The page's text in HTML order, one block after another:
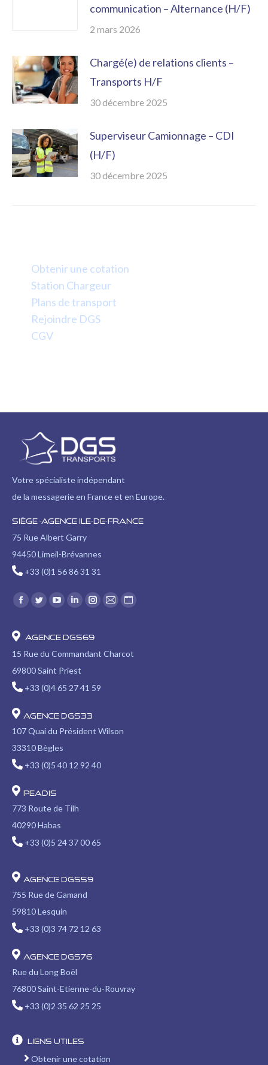
communication – Alternance (H/F)
2 mars 2026
Chargé(e) de relations clients –
Transports H/F
30 décembre 2025
Superviseur Camionnage – CDI
(H/F)
30 décembre 2025
Obtenir une cotation
Station Chargeur
Plans de transport
Rejoindre DGS
CGV
Votre spécialiste indépendant
de la messagerie en France et en Europe.
Siège -Agence Ile-de-France
75 Rue Albert Garry
94450 Limeil-Brévannes
+33 (0)1 56 86 31 31
Trouvez nous sur :
Facebook
opens
in
new
window
Twitter
opens
in
new
window
YouTube
opens
in
new
window
LinkedIn
opens
in
new
window
Instagram
opens
in
window
E-
opens
Site
opens
Agence DGS69
15 Rue du Commandant Charcot
69800 Saint Priest
+33 (0)4 65 27 41 59
Agence DGS33
107 Quai du Président Wilson
33310 Bègles
+33 (0)5 40 12 92 40
PEADIS
773 Route de Tilh
40290 Habas
+33 (0)5 24 37 00 65
Agence DGS59
755 Rue de Gamand
59810 Lesquin
+33 (0)3 74 72 12 63
Agence DGS76
Rue du Long Boël
76800 Saint-Etienne-du-Rouvray
+33 (0)2 35 62 25 25
Liens utiles
Obtenir une cotation